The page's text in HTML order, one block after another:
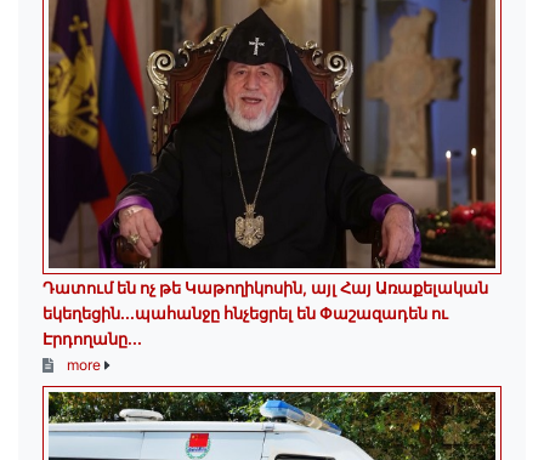
Դատում են ոչ թե Կաթողիկոսին, այլ Հայ Առաքելական
եկեղեցին․․․պահանջը հնչեցրել են Փաշազադեն ու
Էրդողանը․․․
more